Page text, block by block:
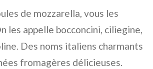
de mozzarella, vous les
les appelle bocconcini, ciliegine,
Des noms italiens charmants
fromagères délicieuses.